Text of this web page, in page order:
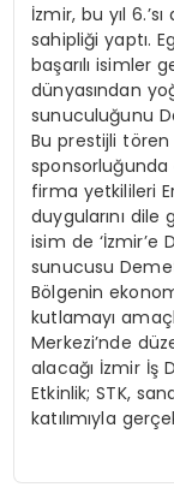
TEKNOLOJI
YAŞAM
İzmir, bu yıl
sahipliği yaptı.
başarılı isimler
dünyasından
sunuculuğunu
Bu prestijli
firma yetkilileri
duygularını dile
isim de ‘İzmir’e
sunucusu
Bölgenin
kutlamayı
Merkezi’nde
alacağı İzmir İş
Etkinlik; STK,
katılımıyla